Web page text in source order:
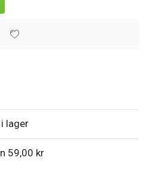
lager
59,00 kr